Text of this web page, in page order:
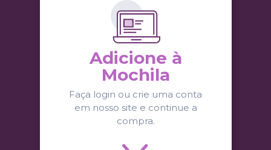
Adicione à
Mochila
Faça login ou crie uma conta
em nosso site e continue a
compra.